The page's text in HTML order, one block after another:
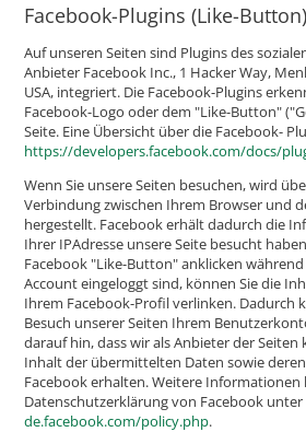
Facebook-Plugins (Like-Button)
Auf unseren Seiten sind Plugins des
Anbieter Facebook Inc., 1 Hacker Way,
USA, integriert. Die Facebook-Plugins
Facebook-Logo oder dem "Like-Button"
Seite. Eine Übersicht über die Facebook-
https://developers.facebook.com/docs/
Wenn Sie unsere Seiten besuchen, wird
Verbindung zwischen Ihrem Browser und
hergestellt. Facebook erhält dadurch die
Ihrer IPAdresse unsere Seite besucht
Facebook "Like-Button" anklicken
Account eingeloggt sind, können Sie die
Ihrem Facebook-Profil verlinken. Dadurch
Besuch unserer Seiten Ihrem
darauf hin, dass wir als Anbieter der Seiten
Inhalt der übermittelten Daten sowie
Facebook erhalten. Weitere Informationen
Datenschutzerklärung von Facebook unter
de.facebook.com/policy.php.